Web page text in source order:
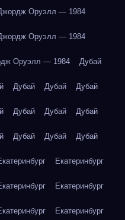
Оруэлл — 1984
Оруэлл — 1984
Оруэлл — 1984 Дубай
Дубай Дубай Дубай
Дубай Дубай Дубай
Дубай Дубай Дубай
Екатеринбург
Екатеринбург
Екатеринбург